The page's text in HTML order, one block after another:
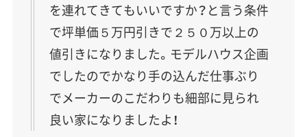
を連れてきてもいいですか？と言う条件
で坪単価５万円引きで２５０万以上の
値引きになりました。モデルハウス企画
でしたのでかなり手の込んだ仕事ぶり
でメーカーのこだわりも細部に見られ
良い家になりましたよ！